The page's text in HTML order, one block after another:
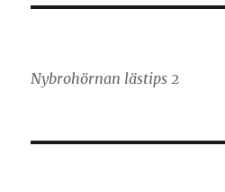
Nybrohörnan lästips 2